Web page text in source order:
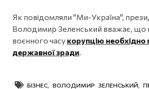
Як повідомляли "Ми-Україна",
Володимир Зеленський вважає, що
воєнного часу корупцію необхідно
державної зради
БІЗНЕС ВОЛОДИМИР ЗЕЛЕНСЬКИЙ